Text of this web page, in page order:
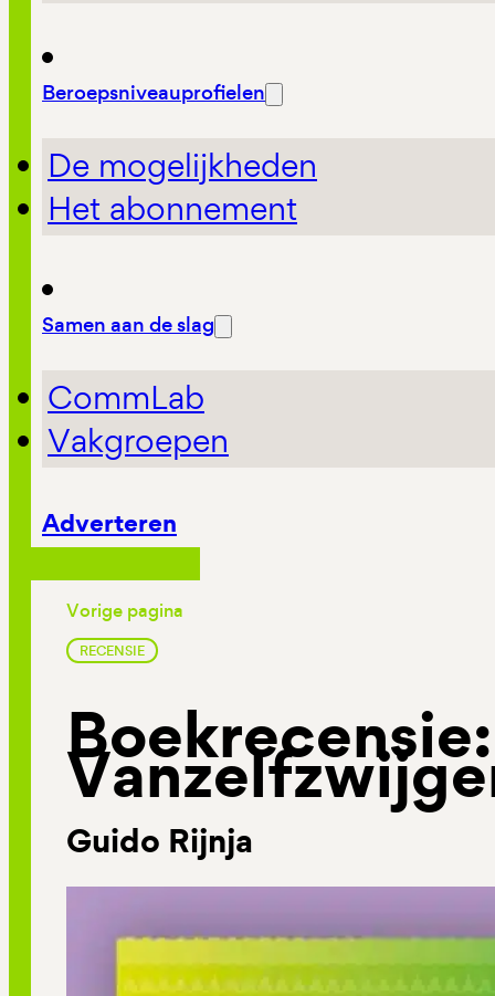
Beroepsniveauprofielen
De mogelijkheden
Het abonnement
Samen aan de slag
CommLab
Vakgroepen
Adverteren
Vorige pagina
RECENSIE
Boekrecensie:
Guido Rijnja